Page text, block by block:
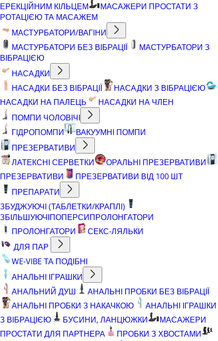
ЕРЕКЦІЙНИМ КІЛЬЦЕМ
МАСАЖЕРИ ПРОСТАТИ З
РОТАЦІЄЮ ТА МАСАЖЕМ
МАСТУРБАТОРИ/ВАГІНИ
МАСТУРБАТОРИ БЕЗ ВІБРАЦІЇ
МАСТУРБАТОРИ З
ВІБРАЦІЄЮ
НАСАДКИ
НАСАДКИ БЕЗ ВІБРАЦІЇ
НАСАДКИ З ВІБРАЦІЄЮ
НАСАДКИ НА ПАЛЕЦЬ
НАСАДКИ НА ЧЛЕН
ПОМПИ ЧОЛОВІЧІ
ГІДРОПОМПИ
ВАКУУМНІ ПОМПИ
ПРЕЗЕРВАТИВИ
ЛАТЕКСНІ СЕРВЕТКИ
ОРАЛЬНІ ПРЕЗЕРВАТИВИ
ПРЕЗЕРВАТИВИ
ПРЕЗЕРВАТИВИ ВІД 100 ШТ
ПРЕПАРАТИ
ЗБУДЖУЮЧІ (ТАБЛЕТКИ/КРАПЛІ)
ЗБІЛЬШУЮЧІПОПЕРСИПРОЛОНГАТОРИ
ПРОЛОНГАТОРИ
СЕКС-ЛЯЛЬКИ
ДЛЯ ПАР
WE-VIBE ТА ПОДІБНІ
АНАЛЬНІ ІГРАШКИ
АНАЛЬНИЙ ДУШ
АНАЛЬНІ ПРОБКИ БЕЗ ВІБРАЦІЇ
АНАЛЬНІ ПРОБКИ З НАКАЧКОЮ
АНАЛЬНІ ІГРАШКИ
З ВІБРАЦІЄЮ
БУСИНИ, ЛАНЦЮЖКИ
МАСАЖЕРИ
ПРОСТАТИ ДЛЯ ПАРТНЕРА
ПРОБКИ З ХВОСТАМИ